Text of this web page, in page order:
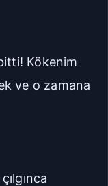
Kökenim
ve o zamana